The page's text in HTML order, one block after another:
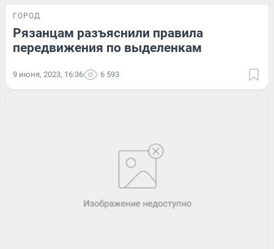
ГОРОД
Рязанцам разъяснили правила
передвижения по выделенкам
9 июня, 2023, 16:36 6 593